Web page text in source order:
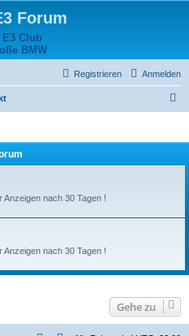
Forum
E3 Club
BMW
Anmelden
Registrieren
nach 30 Tagen !
nach 30 Tagen !
Gehe zu